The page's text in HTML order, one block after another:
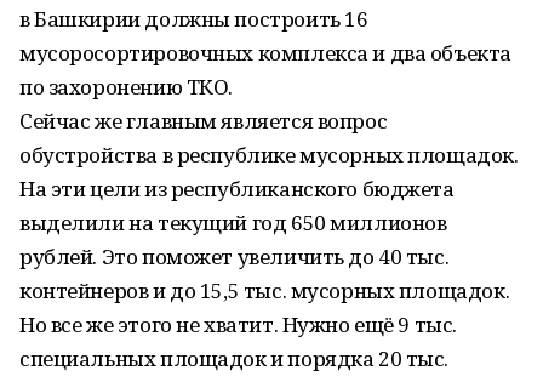
в Башкирии должны построить 16
мусоросортировочных комплекса и два объекта
по захоронению ТКО.
Сейчас же главным является вопрос
обустройства в республике мусорных площадок.
На эти цели из республиканского бюджета
выделили на текущий год 650 миллионов
рублей. Это поможет увеличить до 40 тыс.
контейнеров и до 15,5 тыс. мусорных площадок.
Но все же этого не хватит. Нужно ещё 9 тыс.
специальных площадок и порядка 20 тыс.